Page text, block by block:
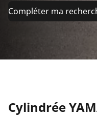
Compléter ma
Cylindrée